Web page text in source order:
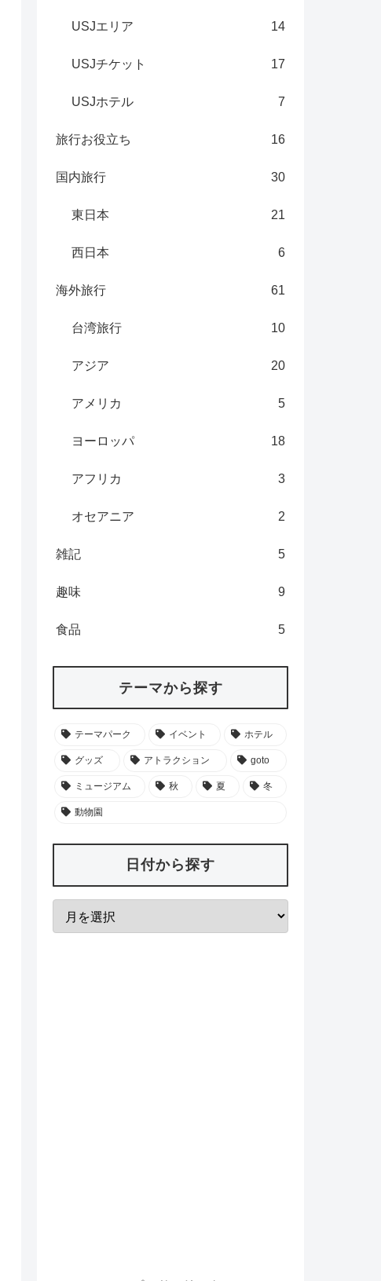
USJエリア 14
USJチケット 17
USJホテル 7
旅行お役立ち 16
国内旅行 30
東日本 21
西日本 6
海外旅行 61
台湾旅行 10
アジア 20
アメリカ 5
ヨーロッパ 18
アフリカ 3
オセアニア 2
雑記 5
趣味 9
食品 5
テーマから探す
テーマパーク イベント ホテル
グッズ アトラクション goto
ミュージアム 秋 夏 冬
動物園
日付から探す